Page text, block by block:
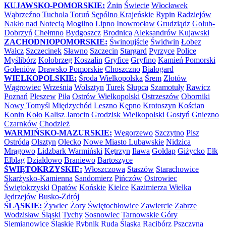
KUJAWSKO-POMORSKIE: Żnin Świecie Włocławek
Wąbrzeźno Tuchola Toruń Sępólno Krajeńskie Rypin Radziejów
Nakło nad Notecią Mogilno Lipno Inowrocław Grudziądz Golub-
Dobrzyń Chełmno Bydgoszcz Brodnica Aleksandrów Kujawski
ZACHODNIOPOMORSKIE: Świnoujście Świdwin Łobez
Wałcz Szczecinek Sławno Szczecin Stargard Pyrzyce Police
Myślibórz Kołobrzeg Koszalin Gryfice Gryfino Kamień Pomorski
Goleniów Drawsko Pomorskie Choszczno Białogard
WIELKOPOLSKIE: Środa Wielkopolska Śrem Złotów
Wągrowiec Września Wolsztyn Turek Słupca Szamotuły Rawicz
Poznań Pleszew Piła Ostrów Wielkopolski Ostrzeszów Oborniki
Nowy Tomyśl Międzychód Leszno Kępno Krotoszyn Kościan
Konin Koło Kalisz Jarocin Grodzisk Wielkopolski Gostyń Gniezno
Czarnków Chodzież
WARMIŃSKO-MAZURSKIE: Węgorzewo Szczytno Pisz
Ostróda Olsztyn Olecko Nowe Miasto Lubawskie Nidzica
Mrągowo Lidzbark Warmiński Kętrzyn Iława Gołdap Giżycko Ełk
Elbląg Działdowo Braniewo Bartoszyce
ŚWIĘTOKRZYSKIE: Włoszczowa Staszów Starachowice
Skarżysko-Kamienna Sandomierz Pińczów Ostrowiec
Świętokrzyski Opatów Końskie Kielce Kazimierza Wielka
Jędrzejów Busko-Zdrój
ŚLĄSKIE: Żywiec Żory Świętochłowice Zawiercie Zabrze
Wodzisław Śląski Tychy Sosnowiec Tarnowskie Góry
Siemianowice Śląskie Rybnik Ruda Śląska Racibórz Pszczyna